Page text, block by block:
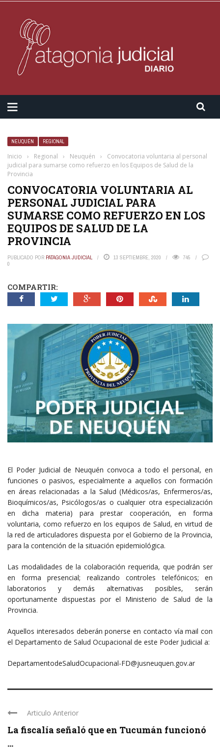
NEUQUÉN REGIONAL
Inicio › Regional › Neuquén ›
Convocatoria voluntaria al personal
judicial para sumarse como refuerzo en los Equipos de Salud de la
Provincia
CONVOCATORIA VOLUNTARIA AL
PERSONAL JUDICIAL PARA
SUMARSE COMO REFUERZO EN LOS
EQUIPOS DE SALUD DE LA
PROVINCIA
PUBLICADO POR PATAGONIA JUDICIAL 13 SEPTIEMBRE, 2020
745
0
COMPARTIR:
El Poder Judicial de Neuquén convoca a todo el personal, en
funciones o pasivos, especialmente a aquellos con formación
en áreas relacionadas a la Salud (Médicos/as, Enfermeros/as,
Bioquímicos/as, Psicólogos/as o cualquier otra especialización
en dicha materia) para prestar cooperación, en forma
voluntaria, como refuerzo en los equipos de Salud, en virtud de
la red de articuladores dispuesta por el Gobierno de la Provincia,
para la contención de la situación epidemiológica.
Las modalidades de la colaboración requerida, que podrán ser
en forma presencial; realizando controles telefónicos; en
laboratorios y demás alternativas posibles, serán
oportunamente dispuestas por el Ministerio de Salud de la
Provincia.
Aquellos interesados deberán ponerse en contacto vía mail con
el Departamento de Salud Ocupacional de este Poder Judicial a:
DepartamentodeSaludOcupacional-FD@jusneuquen.gov.ar
Articulo Anterior
La fiscalía señaló que en Tucumán funcionó
...